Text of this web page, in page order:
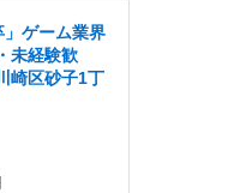
ゲーム業界
未経験歓
崎区砂子1丁